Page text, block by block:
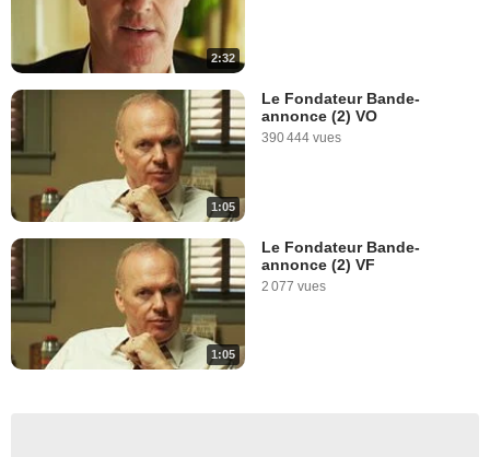
2:32
1:05
Le Fondateur Bande-
annonce (2) VO
390 444 vues
1:05
Le Fondateur Bande-
annonce (2) VF
2 077 vues